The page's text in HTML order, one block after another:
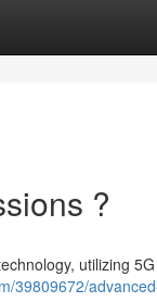
?
utilizing
39809672/